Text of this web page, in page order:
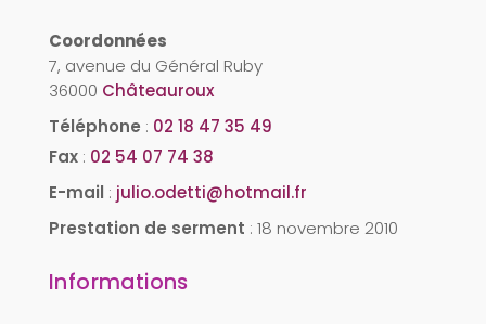
Coordonnées
7, avenue du Général Ruby
36000 Châteauroux
Téléphone : 02 18 47 35 49
Fax : 02 54 07 74 38
E-mail : julio.odetti@hotmail.fr
Prestation de serment : 18 novembre 2010
Informations